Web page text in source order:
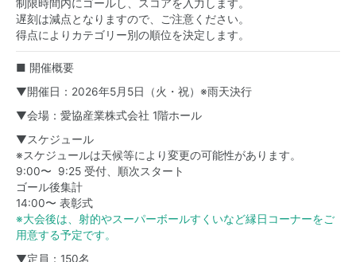
制限時間内にゴールし、スコアを入力します。
遅刻は減点となりますので、ご注意ください。
得点によりカテゴリー別の順位を決定します。
■ 開催概要
▼開催日：2026年5月5日（火・祝）※雨天決行
▼会場：愛協産業株式会社 1階ホール
▼スケジュール
※スケジュールは天候等により変更の可能性があります。
9:00〜 9:25 受付、順次スタート
ゴール後集計
14:00〜 表彰式
※大会後は、射的やスーパーボールすくいなど縁日コーナーをご
用意する予定です。
▼定員：150名